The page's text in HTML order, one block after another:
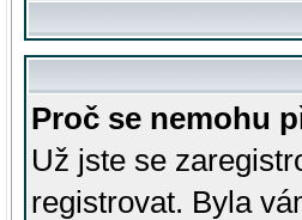
Proč se nemohu
Už jste se
registrovat. Byla